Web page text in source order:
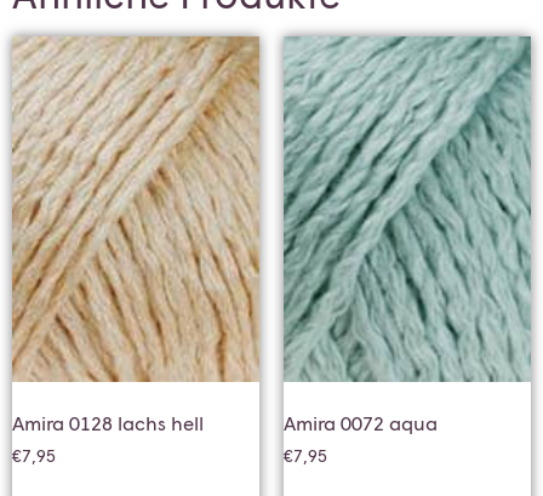
Amira 0128 lachs hell
€7,95
Amira 0072 aqua
€7,95